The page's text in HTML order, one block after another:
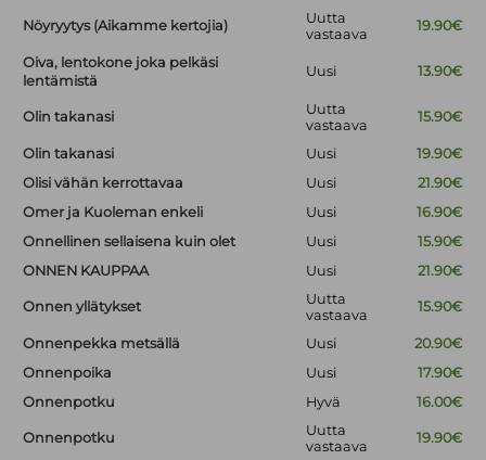
Nöyryytys (Aikamme kertojia)
Uutta
vastaava
19.90€
Oiva, lentokone joka pelkäsi
lentämistä
Uusi 13.90€
Olin takanasi
Uutta
vastaava
15.90€
Olin takanasi Uusi
19.90€
Olisi vähän kerrottavaa
Uusi
21.90€
Omer ja Kuoleman enkeli
Uusi
16.90€
Onnellinen sellaisena kuin olet
Uusi
15.90€
ONNEN KAUPPAA
Uusi 21.90€
Onnen yllätykset
Uutta
vastaava
15.90€
Onnenpekka metsällä Uusi
20.90€
Onnenpoika
Uusi
17.90€
Onnenpotku
Hyvä 16.00€
Onnenpotku
Uutta
vastaava
19.90€